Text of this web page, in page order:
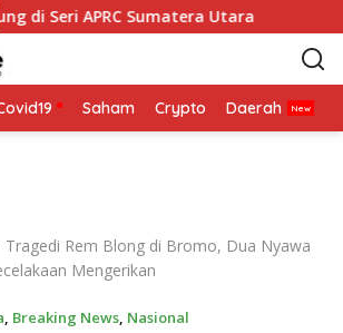
APRC Sumatera Utara
Saham Crypto Daerah
Tragedi Rem Blong di Bromo, Dua Nyawa
Mengerikan
, Breaking News, Nasional